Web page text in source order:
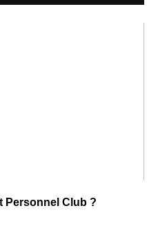
Personnel Club ?